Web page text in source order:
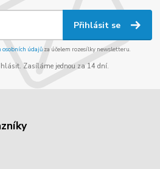
Přihlásit se
osobních údajůza účelem rozesílky newsletteru.
Zasíláme jednou za 14 dní.